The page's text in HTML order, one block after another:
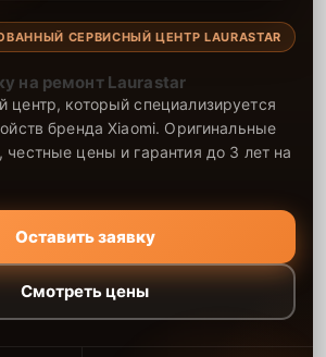
СЕРВИСНЫЙ ЦЕНТР LAURASTAR
на ремонт Laurastar
который специализируется
бренда Xiaomi. Оригинальные
цены и гарантия до 3 лет на
Оставить заявку
Смотреть цены